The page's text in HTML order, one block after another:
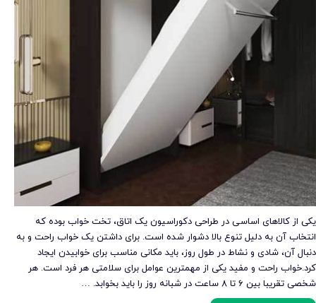
یکی از کالاهای اساسی در طراحی دکوراسیون یک اتاق، تخت خواب بوده که
انتخاب آن به‌ دلیل تنوع بالا دشوار شده است. برای داشتن یک خواب راحت و به
دنبال آن، شادی و نشاط در طول روز، باید مکانی مناسب برای خوابیدن ایجاد
کرد.خواب راحت و مفید یکی از مهمترین عوامل برای سلامتی هر فرد است. هر
شخصی تقریبا بین ۶ تا ۸ ساعت در شبانه روز را باید بخوابد. …